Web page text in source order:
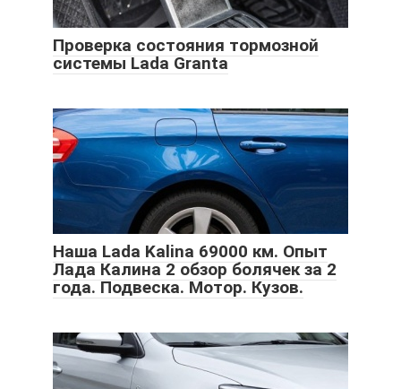
Проверка состояния тормозной
системы Lada Granta
Наша Lada Kalina 69000 км. Опыт
Лада Калина 2 обзор болячек за 2
года. Подвеска. Мотор. Кузов.